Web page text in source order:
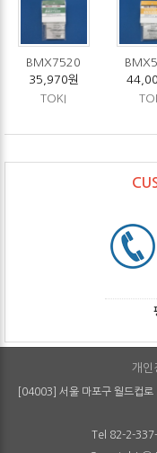
BMX7520
35,970원
TOKI
개인
[04003] 서울 마포구 월드컵
Tel 82-2-